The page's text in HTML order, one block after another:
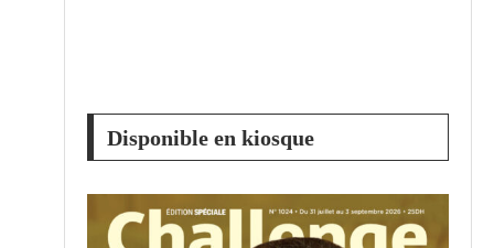
Disponible en kiosque